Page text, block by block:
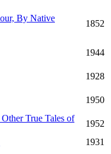
By Native
1852
1944
1928
1950
True Tales of
1952
1931